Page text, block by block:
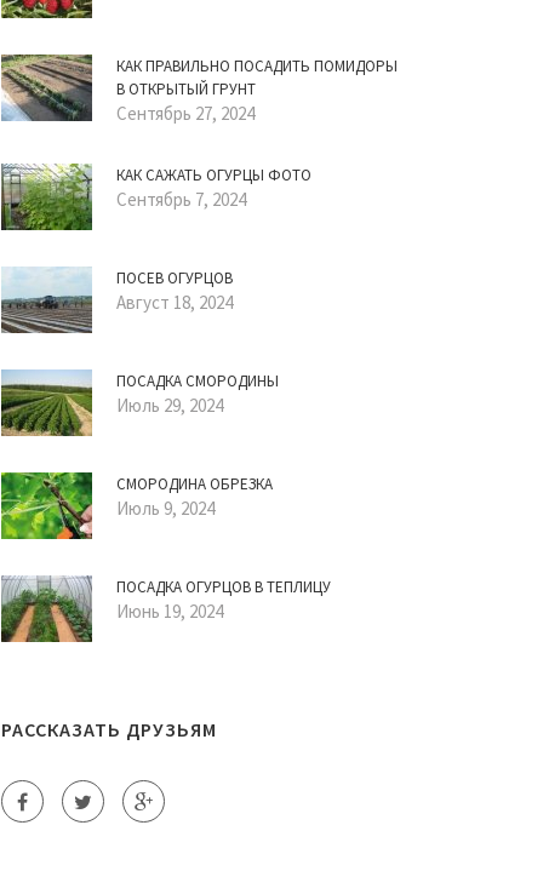
КАК ПРАВИЛЬНО ПОСАДИТЬ ПОМИДОРЫ
В ОТКРЫТЫЙ ГРУНТ
Сентябрь 27, 2024
КАК САЖАТЬ ОГУРЦЫ ФОТО
Сентябрь 7, 2024
ПОСЕВ ОГУРЦОВ
Август 18, 2024
ПОСАДКА СМОРОДИНЫ
Июль 29, 2024
СМОРОДИНА ОБРЕЗКА
Июль 9, 2024
ПОСАДКА ОГУРЦОВ В ТЕПЛИЦУ
Июнь 19, 2024
РАССКАЗАТЬ ДРУЗЬЯМ